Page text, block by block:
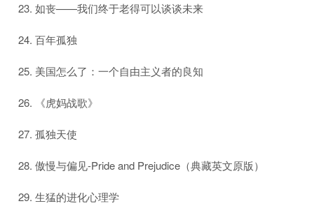
如丧——我们终于老得可以谈谈未来
百年孤独
美国怎么了：一个自由主义者的良知
《虎妈战歌》
孤独天使
傲慢与偏见-Pride and Prejudice（典藏英文原版）
生猛的进化心理学